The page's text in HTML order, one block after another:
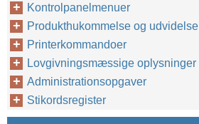
Kontrolpanelmenuer
Produkthukommelse og udvidelse
Printerkommandoer
Lovgivningsmæssige oplysninger
Administrationsopgaver
Stikordsregister